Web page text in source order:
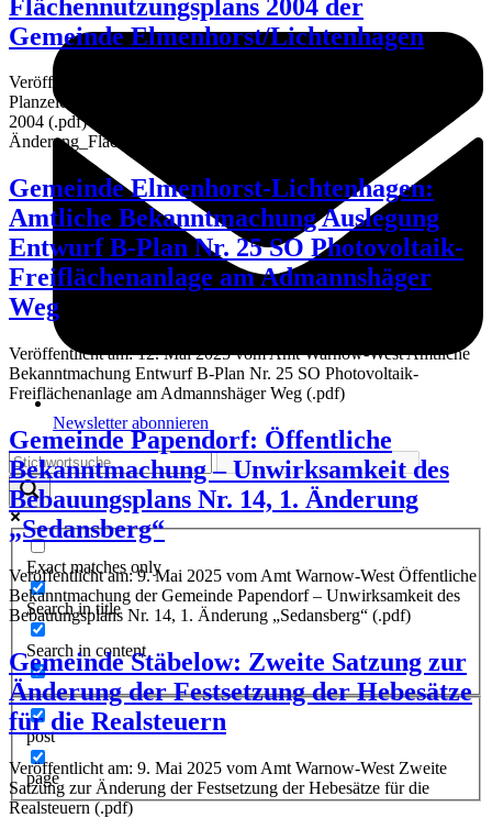
Newsletter abonnieren
Exact matches only
Search in title
Search in content
post
page
Flächennutzungsplans 2004 der
Gemeinde Elmenhorst/Lichtenhagen
Veröffentlicht am: 12. Mai 2025 vom Amt Warnow-West 1.
Planzeichnung-Vorentwurf_2. Änderung_Flächennutzungsplan
2004 (.pdf) 2. Begründung-Vorentwurf_2.
Änderung_Flächennutzungsplan 2004 (.pdf)
Gemeinde Elmenhorst-Lichtenhagen:
Amtliche Bekanntmachung Auslegung
Entwurf B-Plan Nr. 25 SO Photovoltaik-
Freiflächenanlage am Admannshäger
Weg
Veröffentlicht am: 12. Mai 2025 vom Amt Warnow-West Amtliche
Bekanntmachung Entwurf B-Plan Nr. 25 SO Photovoltaik-
Freiflächenanlage am Admannshäger Weg (.pdf)
Gemeinde Papendorf: Öffentliche
Bekanntmachung – Unwirksamkeit des
Bebauungsplans Nr. 14, 1. Änderung
„Sedansberg“
Veröffentlicht am: 9. Mai 2025 vom Amt Warnow-West Öffentliche
Bekanntmachung der Gemeinde Papendorf – Unwirksamkeit des
Bebauungsplans Nr. 14, 1. Änderung „Sedansberg“ (.pdf)
Gemeinde Stäbelow: Zweite Satzung zur
Änderung der Festsetzung der Hebesätze
für die Realsteuern
Veröffentlicht am: 9. Mai 2025 vom Amt Warnow-West Zweite
Satzung zur Änderung der Festsetzung der Hebesätze für die
Realsteuern (.pdf)